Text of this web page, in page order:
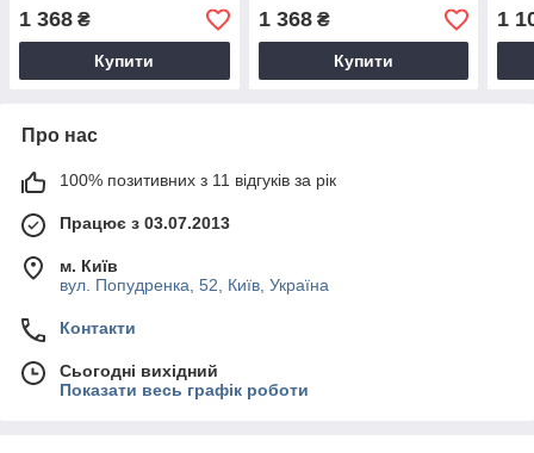
1 368 ₴
Купити
1 368₴
Купити
1
Про нас
100% позитивних з 11 відгуків за рік
Працює з 03.07.2013
м. Київ
вул. Попудренка, 52, Київ, Україна
Контакти
Сьогодні вихідний
Показати весь графік роботи